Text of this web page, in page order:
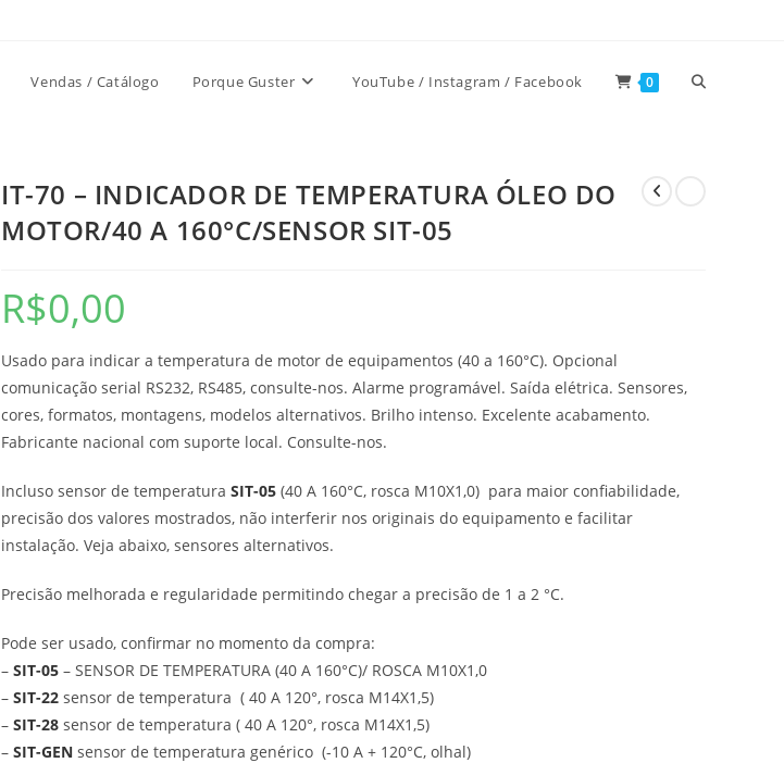
Vendas / Catálogo Porque Guster YouTube / Instagram / Facebook 0 Alternar
IT-70 – INDICADOR DE TEMPERATURA ÓLEO DO
MOTOR/40 A 160°C/SENSOR SIT-05
R$0,00
Usado para indicar a temperatura de motor de equipamentos (40 a 160°C). Opcional
comunicação serial RS232, RS485, consulte-nos. Alarme programável. Saída elétrica. Sensores,
cores, formatos, montagens, modelos alternativos. Brilho intenso. Excelente acabamento.
Fabricante nacional com suporte local. Consulte-nos.
Incluso sensor de temperatura SIT-05 (40 A 160°C, rosca M10X1,0) para maior confiabilidade,
precisão dos valores mostrados, não interferir nos originais do equipamento e facilitar
instalação. Veja abaixo, sensores alternativos.
Precisão melhorada e regularidade permitindo chegar a precisão de 1 a 2 °C.
Pode ser usado, confirmar no momento da compra:
– SIT-05 – SENSOR DE TEMPERATURA (40 A 160°C)/ ROSCA M10X1,0
– SIT-22 sensor de temperatura ( 40 A 120°, rosca M14X1,5)
– SIT-28 sensor de temperatura ( 40 A 120°, rosca M14X1,5)
– SIT-GEN sensor de temperatura genérico (-10 A + 120°C, olhal)